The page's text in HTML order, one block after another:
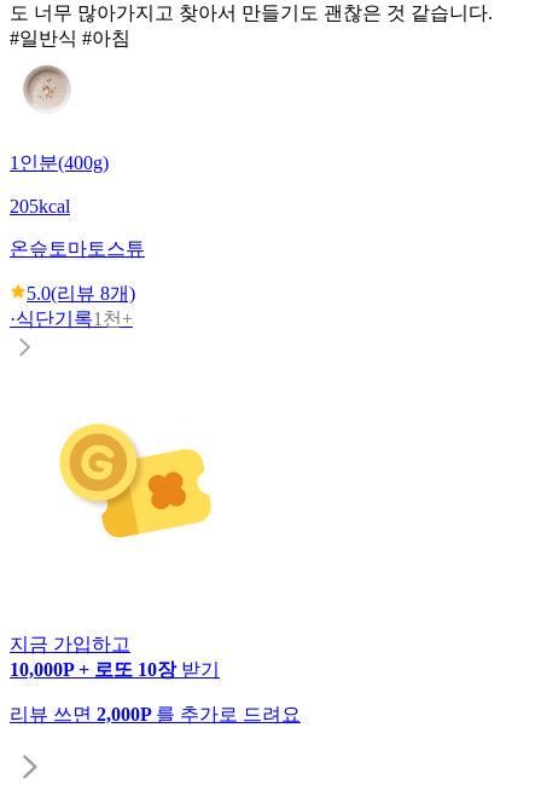
도 너무 많아가지고 찾아서 만들기도 괜찮은 것 같습니다.
#일반식 #아침
1인분(400g)
205kcal
온슾 토마토스튜
5.0(리뷰 8개)
·식단기록1천+
지금 가입하고
10,000P + 로또 10장 받기
리뷰 쓰면 2,000P 를 추가로 드려요